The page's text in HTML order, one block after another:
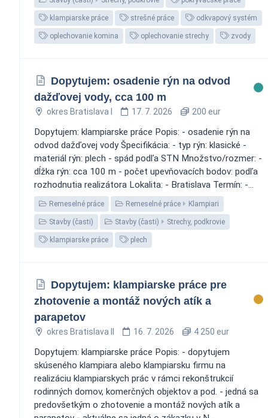
klampiarske práce strešné práce odkvapový systém
oplechovanie komina oplechovanie strechy zvody
Dopytujem: osadenie rýn na odvod
dažďovej vody, cca 100 m
okres Bratislava I 17. 7. 2026 200 eur
Dopytujem: klampiarske práce Popis: - osadenie rýn na
odvod dažďovej vody Špecifikácia: - typ rýn: klasické -
materiál rýn: plech - spád podľa STN Množstvo/rozmer: -
dĺžka rýn: cca 100 m - počet upevňovacích bodov: podľa
rozhodnutia realizátora Lokalita: - Bratislava Termín: -...
Remeselné práce Remeselné práce Klampiari
Stavby (časti) Stavby (časti) Strechy, podkrovie
klampiarske práce plech
Dopytujem: klampiarske práce pre
zhotovenie a montáž nových atík a
parapetov
okres Bratislava II 16. 7. 2026 4 250 eur
Dopytujem: klampiarske práce Popis: - dopytujem
skúseného klampiara alebo klampiarsku firmu na
realizáciu klampiarskych prác v rámci rekonštrukcií
rodinných domov, komerčných objektov a pod. - jedná sa
predovšetkým o zhotovenie a montáž nových atík a